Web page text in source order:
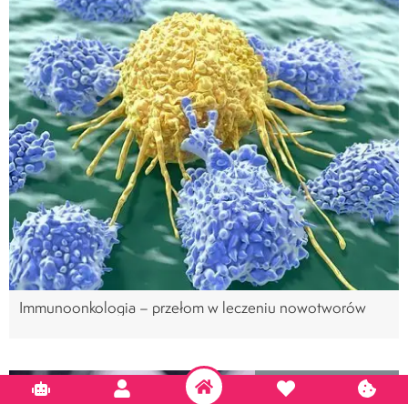
Immunoonkologia – przełom w leczeniu nowotworów
Wszystkie nowotwory